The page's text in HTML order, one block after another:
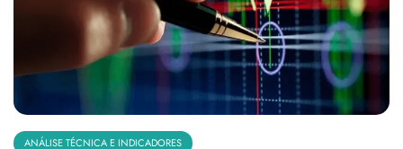
ANÁLISE TÉCNICA E INDICADORES